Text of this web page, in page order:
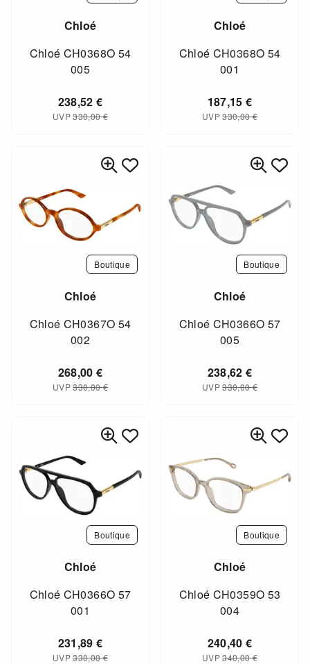
Chloé
Chloé CH0368O 54
005
238,52€
UVP330,00€
Chloé
Chloé CH0368O 54
001
187,15€
UVP330,00€
Boutique
Chloé
Chloé CH0367O 54
002
268,00€
UVP330,00€
Boutique
Chloé
Chloé CH0366O 57
005
238,62€
UVP330,00€
Boutique
Chloé
Chloé CH0366O 57
001
231,89€
UVP330,00€
Boutique
Chloé
Chloé CH0359O 53
004
240,40€
UVP340,00€